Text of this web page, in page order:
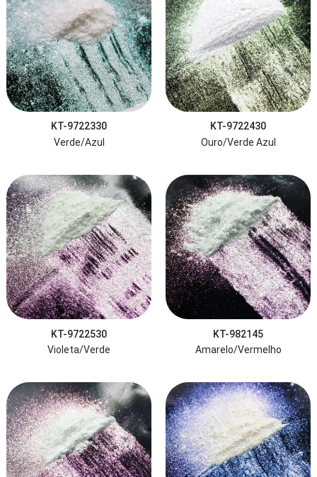
KT-9722330
Verde/Azul
KT-9722430
Ouro/Verde Azul
KT-9722530
Violeta/Verde
KT-982145
Amarelo/Vermelho